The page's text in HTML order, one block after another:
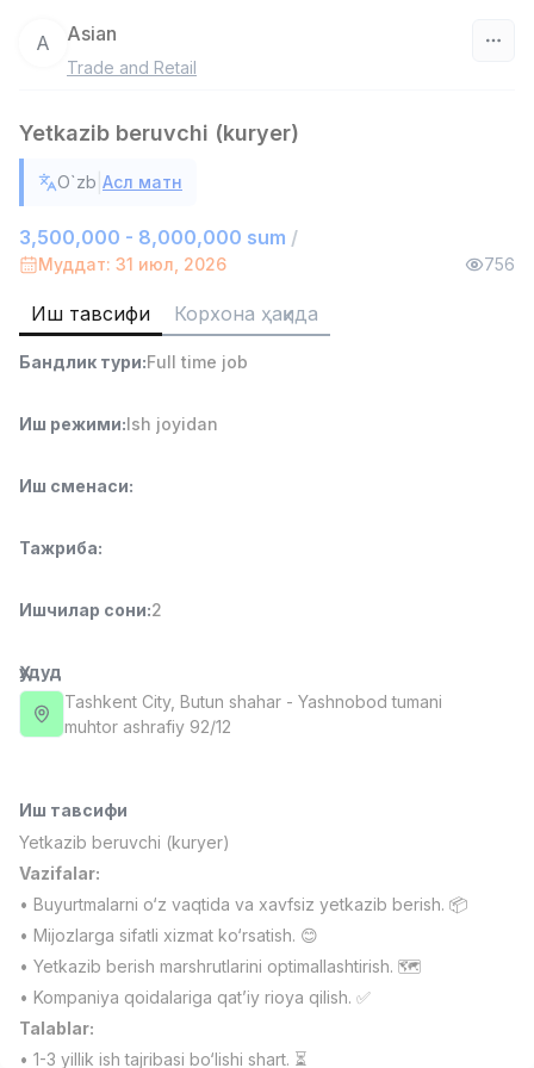
6,000,000 - 15,000,000 sum
ASIAN
Full time job
Ish joyidan
Омбор ёрдамчиси
4,280,000 sum/
Ish joyidan
Етказиб бериш
Full time job
Фармацевт
NAVBAHOR APTEKA
Full time job
Ish joyidan
NAFF
Сотув бўйича агент
Келишилади
LION_ESTATE
Full time job
Ish joyidan
TOP
СЕФР Инглиз Тили Ўқитувчиси
2,000,000 - 10,000,000 sum/
A Asian
Trade and Retail
Yetkazib beruvchi (kuryer)
O`zb Асл матн
3,500,000 - 8,000,000 sum /
Муддат: 31 июл, 2026 756
Иш тавсифи Корхона ҳақида
Бандлик тури:Full time job
Иш режими:Ish joyidan
Иш сменаси:
Тажриба:
Ишчилар сони:2
Ҳудуд
Tashkent City, Butun shahar - Yashnobod tumani
muhtor ashrafiy 92/12
Иш тавсифи
Yetkazib beruvchi (kuryer)
Vazifalar:
• Buyurtmalarni o‘z vaqtida va xavfsiz yetkazib berish. 📦
• Mijozlarga sifatli xizmat ko‘rsatish. 😊
• Yetkazib berish marshrutlarini optimallashtirish. 🗺️
• Kompaniya qoidalariga qat’iy rioya qilish. ✅
Talablar:
• 1-3 yillik ish tajribasi bo‘lishi shart. ⏳
Вакансиялар